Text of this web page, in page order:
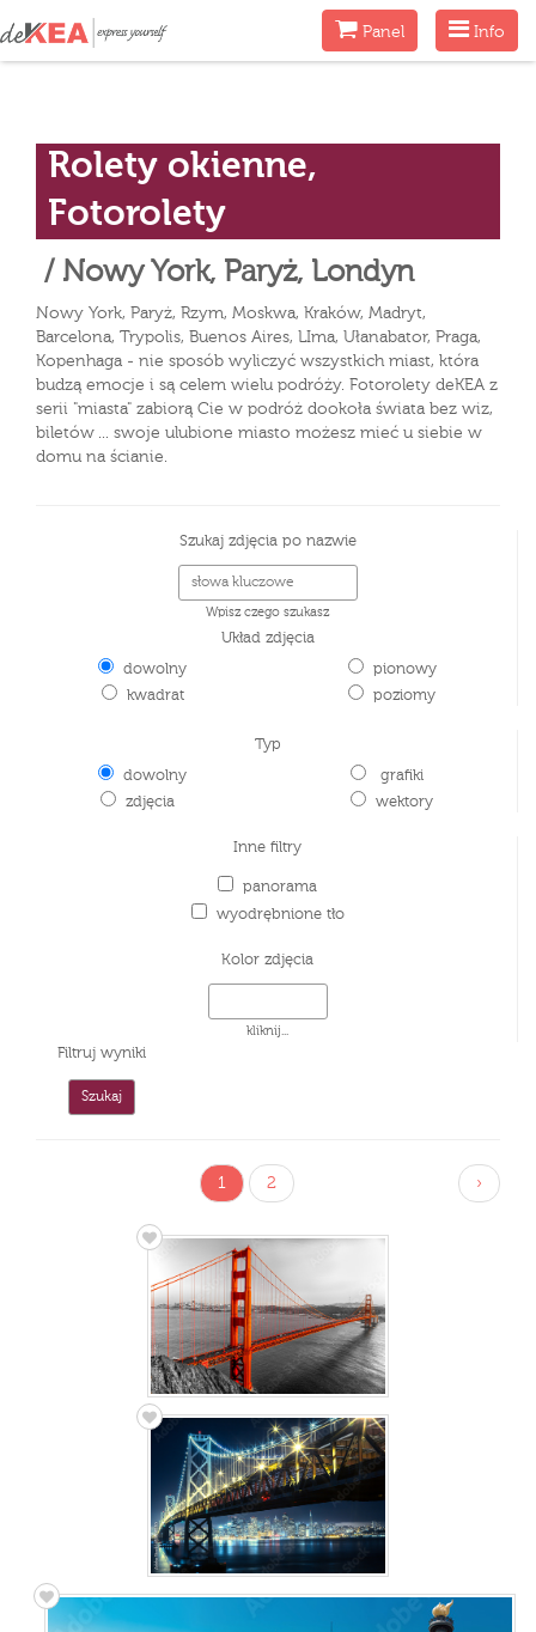
Menu
Info
MenuPanel
Rolety okienne,
Fotorolety
/ Nowy York, Paryż, Londyn
Nowy York, Paryż, Rzym, Moskwa, Kraków, Madryt,
Barcelona, Trypolis, Buenos Aires, LIma, Ułanabator, Praga,
Kopenhaga - nie sposób wyliczyć wszystkich miast, która
budzą emocje i są celem wielu podróży. Fotorolety deKEA z
serii "miasta" zabiorą Cie w podróż dookoła świata bez wiz,
biletów ... swoje ulubione miasto możesz mieć u siebie w
domu na ścianie.
Szukaj zdjęcia po nazwie
Wpisz czego szukasz
Układ zdjęcia
dowolny
kwadrat
pionowy
poziomy
Typ
dowolny
zdjęcia
grafiki
wektory
Inne filtry
panorama
wyodrębnione tło
Kolor zdjęcia
kliknij...
Filtruj wyniki
1 2 ›